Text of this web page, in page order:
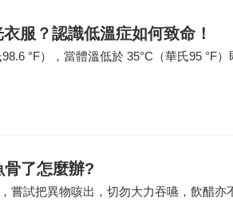
服？認識低溫症如何致命！
°F），當體溫低於 35°C（華氏95 °F）
骨了怎麼辦?
嘗試把異物咳出，切勿大力吞嚥，飲醋亦